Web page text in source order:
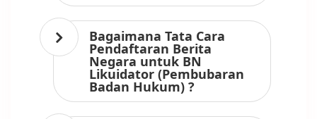
Bagaimana Tata Cara
Pendaftaran Berita
Negara untuk BN
Likuidator (Pembubaran
Badan Hukum) ?